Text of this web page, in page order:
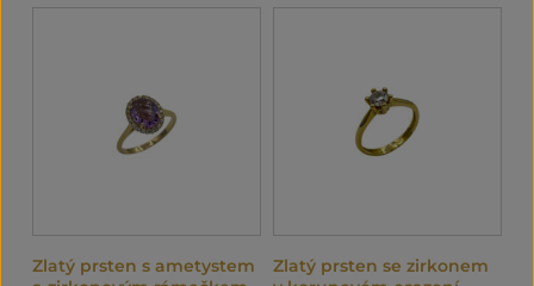
Zlatý prsten s ametystem
Zlatý prsten se zirkonem